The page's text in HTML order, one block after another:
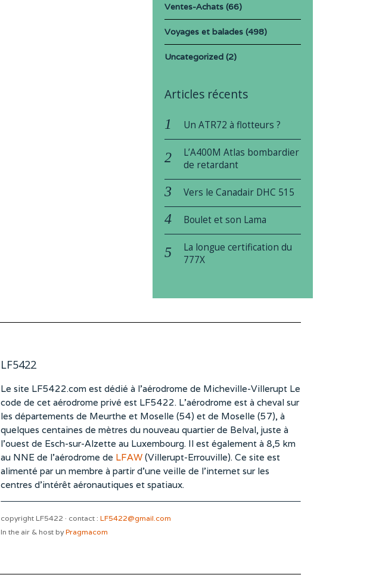
Ventes-Achats(66)
Voyages et balades(498)
Uncategorized(2)
Articles récents
Un ATR72 à flotteurs ?
L’A400M Atlas bombardier
de retardant
Vers le Canadair DHC 515
Boulet et son Lama
La longue certification du
777X
LF5422
Le site LF5422.com est dédié à l’aérodrome de Micheville-Villerupt Le
code de cet aérodrome privé est LF5422. L’aérodrome est à cheval sur
les départements de Meurthe et Moselle (54) et de Moselle (57), à
quelques centaines de mètres du nouveau quartier de Belval, juste à
l’ouest de Esch-sur-Alzette au Luxembourg. Il est également à 8,5 km
au NNE de l’aérodrome de LFAW(Villerupt-Errouville). Ce site est
alimenté par un membre à partir d’une veille de l’internet sur les
centres d’intérêt aéronautiques et spatiaux.
copyright LF5422 · contact : LF5422@gmail.com
In the air & host byPragmacom